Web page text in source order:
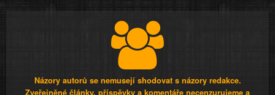
Názory autorů se nemusejí shodovat s názory redakce.
Zveřejněné články, příspěvky a komentáře necenzurujeme a